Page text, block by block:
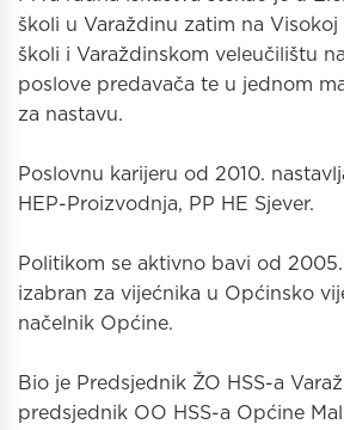
školi u Varaždinu zatim na
školi i Varaždinskom veleučilištu
poslove predavača te u jednom
za nastavu.
Poslovnu karijeru od 2010.
HEP-Proizvodnja, PP HE Sjever.
Politikom se aktivno bavi od
izabran za vijećnika u Općinsko
načelnik Općine.
Bio je Predsjednik ŽO HSS-a
predsjednik OO HSS-a Općine